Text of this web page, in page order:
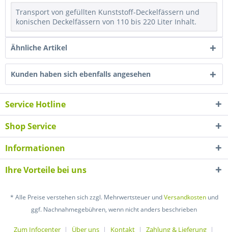
Transport von gefüllten Kunststoff-Deckelfässern und
konischen Deckelfässern von 110 bis 220 Liter Inhalt.
Ähnliche Artikel
Kunden haben sich ebenfalls angesehen
Service Hotline
Shop Service
Informationen
Ihre Vorteile bei uns
* Alle Preise verstehen sich zzgl. Mehrwertsteuer undVersandkostenund
ggf. Nachnahmegebühren, wenn nicht anders beschrieben
Zum Infocenter Über uns Kontakt Zahlung & Lieferung